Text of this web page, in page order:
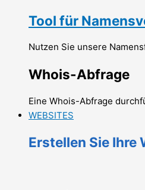
Tool für
Nutzen Sie unsere
Whois-Abfrage
Eine Whois-Abfrage
WEBSITES
Erstellen Sie Ihre